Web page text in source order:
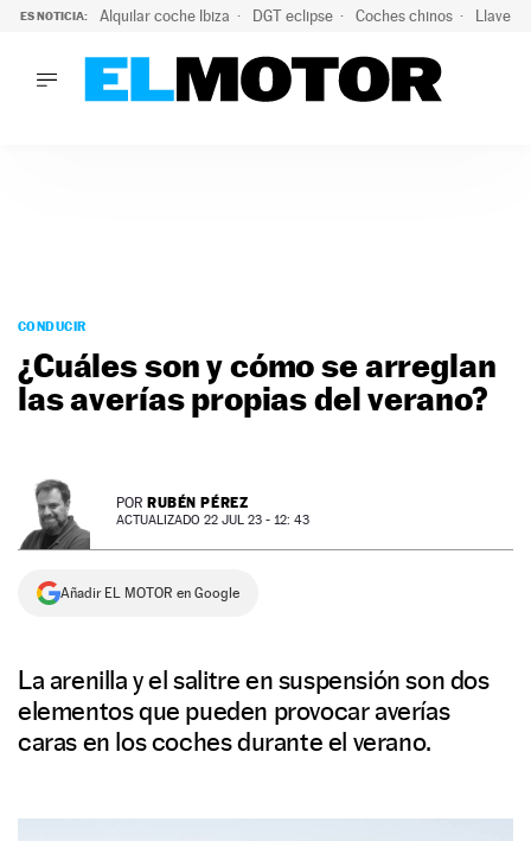
ES NOTICIA: Alquilar coche Ibiza DGT eclipse Coches chinos Llaves
PODCAST
MOTOS
TECNOLOGÍA
PREMIOS
SERVICIOS
CONDUCIR
¿Cuáles son y cómo se arreglan
las averías propias del verano?
POR RUBÉN PÉREZ
ACTUALIZADO 22 JUL 23 - 12: 43
Añadir EL MOTOR en Google
La arenilla y el salitre en suspensión son dos
elementos que pueden provocar averías
caras en los coches durante el verano.